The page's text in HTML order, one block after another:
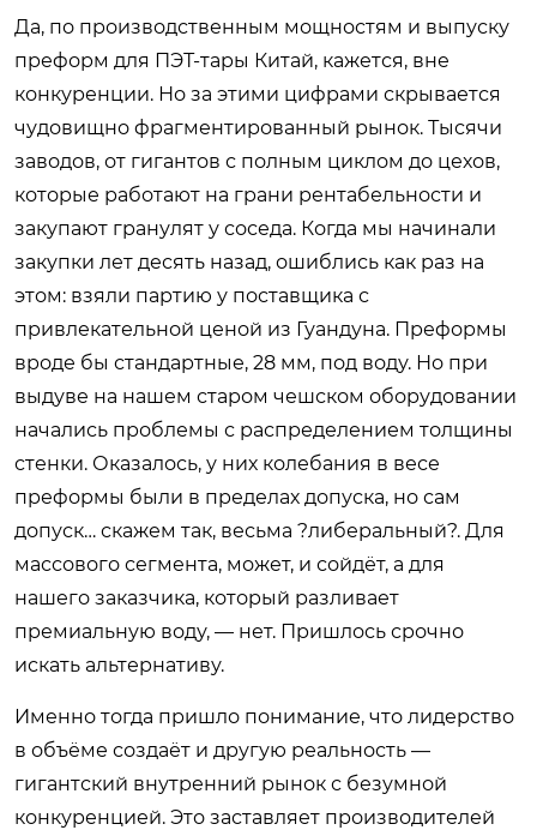
Да, по производственным мощностям и выпуску
преформ для ПЭТ-тары Китай, кажется, вне
конкуренции. Но за этими цифрами скрывается
чудовищно фрагментированный рынок. Тысячи
заводов, от гигантов с полным циклом до цехов,
которые работают на грани рентабельности и
закупают гранулят у соседа. Когда мы начинали
закупки лет десять назад, ошиблись как раз на
этом: взяли партию у поставщика с
привлекательной ценой из Гуандуна. Преформы
вроде бы стандартные, 28 мм, под воду. Но при
выдуве на нашем старом чешском оборудовании
начались проблемы с распределением толщины
стенки. Оказалось, у них колебания в весе
преформы были в пределах допуска, но сам
допуск… скажем так, весьма ?либеральный?. Для
массового сегмента, может, и сойдёт, а для
нашего заказчика, который разливает
премиальную воду, — нет. Пришлось срочно
искать альтернативу.
Именно тогда пришло понимание, что лидерство
в объёме создаёт и другую реальность —
гигантский внутренний рынок с безумной
конкуренцией. Это заставляет производителей